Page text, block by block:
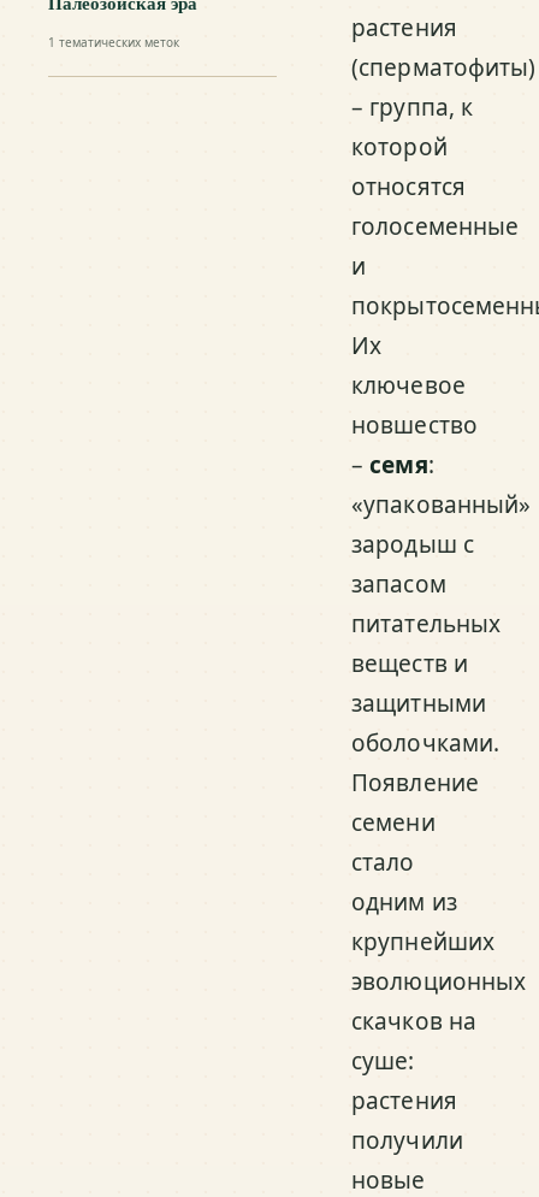
1 тематических меток
растения
(сперматофиты)
– группа, к
которой
относятся
голосеменные
и
Их
ключевое
новшество
–семя:
«упакованный»
зародыш с
запасом
питательных
веществ и
защитными
оболочками.
Появление
семени
стало
одним из
крупнейших
эволюционных
скачков на
суше:
растения
получили
новые